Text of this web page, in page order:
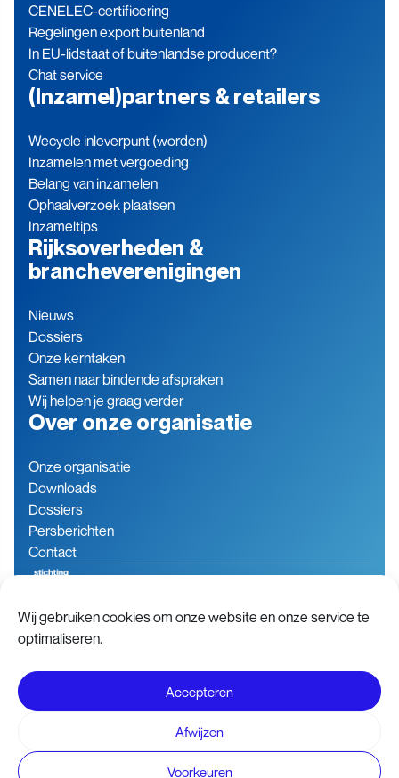
Wij gebruiken cookies om onze website en onze service te
optimaliseren.
Accepteren
Afwijzen
Voorkeuren
CENELEC-certificering
Regelingen export buitenland
In EU-lidstaat of buitenlandse producent?
Chat service
(Inzamel)partners & retailers
Wecycle inleverpunt (worden)
Inzamelen met vergoeding
Belang van inzamelen
Ophaalverzoek plaatsen
Inzameltips
Rijksoverheden &
brancheverenigingen
Nieuws
Dossiers
Onze kerntaken
Samen naar bindende afspraken
Wij helpen je graag verder
Over onze organisatie
Onze organisatie
Downloads
Dossiers
Persberichten
Contact
Baron de Coubertinlaan 7
2719 EN Zoetermeer
Disclaimer
Voorwaarden